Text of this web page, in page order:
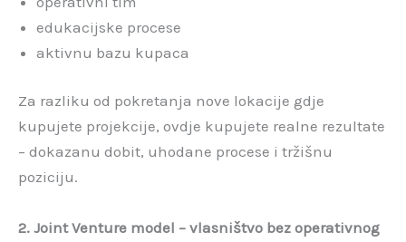
edukacijske procese
aktivnu bazu kupaca
Za razliku od pokretanja nove lokacije gdje
kupujete projekcije, ovdje kupujete realne rezultate
– dokazanu dobit, uhodane procese i tržišnu
poziciju.
2. Joint Venture model – vlasništvo bez operativnog